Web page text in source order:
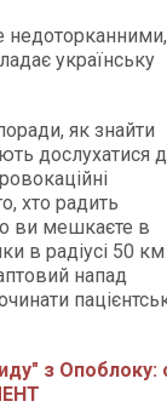
українську
як знайти
дослухатися
хто радить
ви мешкаєте в
в радіусі 50 км
напад
з Опоблоку: